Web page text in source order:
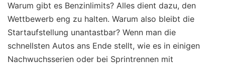
Warum gibt es Benzinlimits? Alles dient dazu, den
Wettbewerb eng zu halten. Warum also bleibt die
Startaufstellung unantastbar? Wenn man die
schnellsten Autos ans Ende stellt, wie es in einigen
Nachwuchsserien oder bei Sprintrennen mit